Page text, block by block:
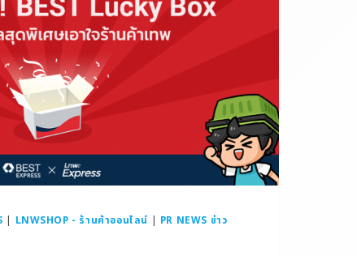
| LNWSHOP - ร้านค้าออนไลน์ | PR NEWS ข่าว